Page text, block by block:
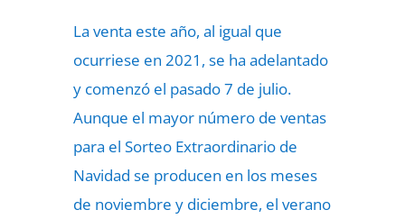
La venta este año, al igual que
ocurriese en 2021, se ha adelantado
y comenzó el pasado 7 de julio.
Aunque el mayor número de ventas
para el Sorteo Extraordinario de
Navidad se producen en los meses
de noviembre y diciembre, el verano